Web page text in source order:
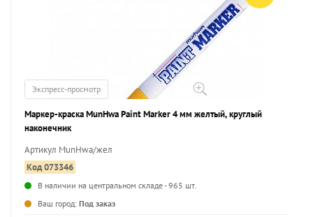
Экспресс-просмотр
Маркер-краска MunHwa Paint Marker 4 мм желтый, круглый
наконечник
Артикул MunHwa/жел
Код 073346
В наличии на центральном складе - 965 шт.
Ваш город: Под заказ